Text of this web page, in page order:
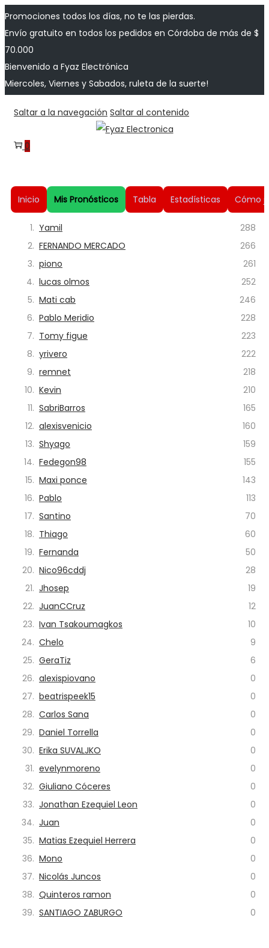
Promociones todos los días, no te las pierdas.
Envío gratuito en todos los pedidos en Córdoba de más de $
70.000
Bienvenido a Fyaz Electrónica
Miercoles, Viernes y Sabados, ruleta de la suerte!
Saltar a la navegación Saltar al contenido
0
Inicio Mis Pronósticos Tabla Estadísticas Cómo
1. Yamil
288
2. FERNANDO MERCADO
266
3. piono
261
4. lucas olmos
252
5. Mati cab
246
6. Pablo Meridio
228
7. Tomy figue
223
8. yrivero
222
9. remnet
218
10. Kevin
210
11. SabriBarros
165
12. alexisvenicio
160
13. Shyago
159
14. Fedegon98
155
15. Maxi ponce
143
16. Pablo
113
17. Santino
70
18. Thiago
60
19. Fernanda
50
20. Nico96cddj
28
21. Jhosep
19
22. JuanCCruz
12
23. Ivan Tsakoumagkos
10
24. Chelo
9
25. GeraTiz
6
26. alexispiovano
0
27. beatrispeek15
0
28. Carlos Sana
0
29. Daniel Torrella
0
30. Erika SUVALJKO
0
31. evelynmoreno
0
32. Giuliano Cóceres
0
33. Jonathan Ezequiel Leon
0
34. Juan
0
35. Matias Ezequiel Herrera
0
36. Mono
0
37. Nicolás Juncos
0
38. Quinteros ramon
0
39. SANTIAGO ZABURGO 0